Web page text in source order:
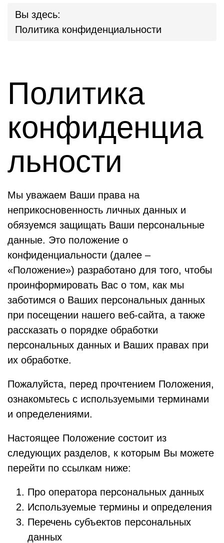
Вы здесь:
Политика конфиденциальности
Политика
конфиденциа
льности
Мы уважаем Ваши права на
неприкосновенность личных данных и
обязуемся защищать Ваши персональные
данные. Это положение о
конфиденциальности (далее –
«Положение») разработано для того, чтобы
проинформировать Вас о том, как мы
заботимся о Ваших персональных данных
при посещении нашего веб-сайта, а также
рассказать о порядке обработки
персональных данных и Ваших правах при
их обработке.
Пожалуйста, перед прочтением Положения,
ознакомьтесь с используемыми терминами
и определениями.
Настоящее Положение состоит из
следующих разделов, к которым Вы можете
перейти по ссылкам ниже:
Про оператора персональных данных
Используемые термины и определения
Перечень субъектов персональных
данных